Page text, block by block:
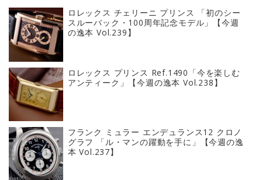
ロレックス チェリーニ プリンス 「初のシー
スルーバック・100周年記念モデル」【今週
の逸本 Vol.239】
ロレックス プリンス Ref.1490「今を楽しむ
アンティーク」【今週の逸本 Vol.238】
フランク ミュラー エンデュランス12 クロノ
グラフ 「ル・マンの躍動を手に」【今週の逸
本 Vol.237】